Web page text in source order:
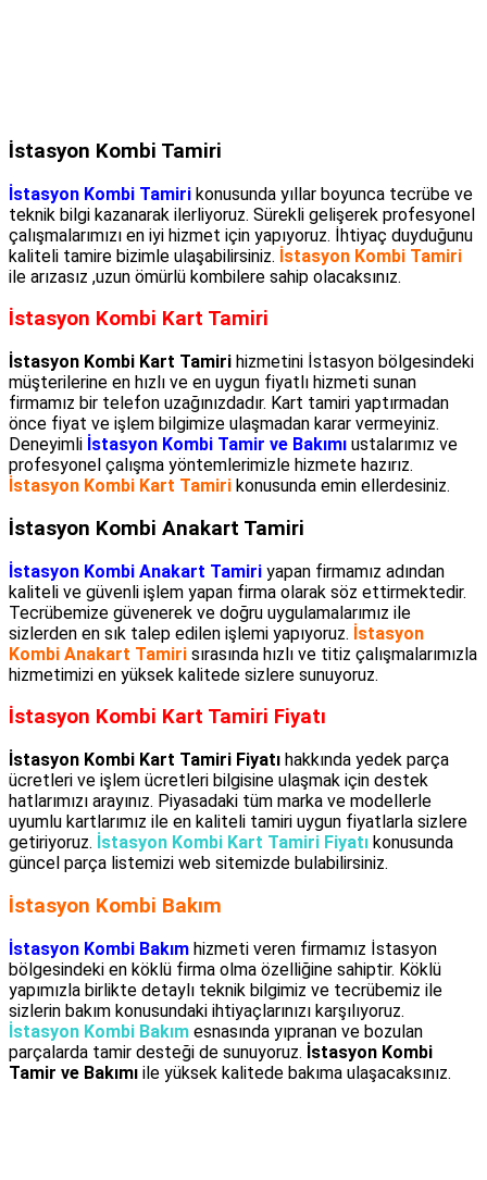
İstasyon Kombi Tamiri
İstasyon Kombi Tamiri konusunda yıllar boyunca tecrübe ve
teknik bilgi kazanarak ilerliyoruz. Sürekli gelişerek profesyonel
çalışmalarımızı en iyi hizmet için yapıyoruz. İhtiyaç duyduğunu
kaliteli tamire bizimle ulaşabilirsiniz. İstasyon Kombi Tamiri
ile arızasız ,uzun ömürlü kombilere sahip olacaksınız.
İstasyon Kombi Kart Tamiri
İstasyon Kombi Kart Tamiri hizmetini İstasyon bölgesindeki
müşterilerine en hızlı ve en uygun fiyatlı hizmeti sunan
firmamız bir telefon uzağınızdadır. Kart tamiri yaptırmadan
önce fiyat ve işlem bilgimize ulaşmadan karar vermeyiniz.
Deneyimli İstasyon Kombi Tamir ve Bakımı ustalarımız ve
profesyonel çalışma yöntemlerimizle hizmete hazırız.
İstasyon Kombi Kart Tamiri konusunda emin ellerdesiniz.
İstasyon Kombi Anakart Tamiri
İstasyon Kombi Anakart Tamiri yapan firmamız adından
kaliteli ve güvenli işlem yapan firma olarak söz ettirmektedir.
Tecrübemize güvenerek ve doğru uygulamalarımız ile
sizlerden en sık talep edilen işlemi yapıyoruz. İstasyon
Kombi Anakart Tamiri sırasında hızlı ve titiz çalışmalarımızla
hizmetimizi en yüksek kalitede sizlere sunuyoruz.
İstasyon Kombi Kart Tamiri Fiyatı
İstasyon Kombi Kart Tamiri Fiyatı hakkında yedek parça
ücretleri ve işlem ücretleri bilgisine ulaşmak için destek
hatlarımızı arayınız. Piyasadaki tüm marka ve modellerle
uyumlu kartlarımız ile en kaliteli tamiri uygun fiyatlarla sizlere
getiriyoruz. İstasyon Kombi Kart Tamiri Fiyatı konusunda
güncel parça listemizi web sitemizde bulabilirsiniz.
İstasyon Kombi Bakım
İstasyon Kombi Bakım hizmeti veren firmamız İstasyon
bölgesindeki en köklü firma olma özelliğine sahiptir. Köklü
yapımızla birlikte detaylı teknik bilgimiz ve tecrübemiz ile
sizlerin bakım konusundaki ihtiyaçlarınızı karşılıyoruz.
İstasyon Kombi Bakım esnasında yıpranan ve bozulan
parçalarda tamir desteği de sunuyoruz. İstasyon Kombi
Tamir ve Bakımı ile yüksek kalitede bakıma ulaşacaksınız.